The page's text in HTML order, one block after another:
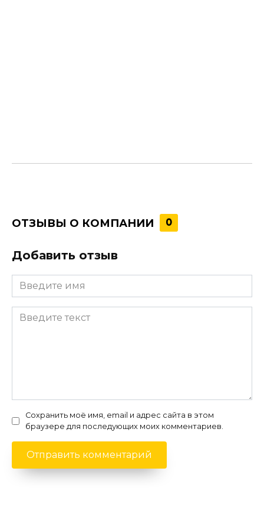
ОТЗЫВЫ О КОМПАНИИ 0
Добавить отзыв
Сохранить моё имя, email и адрес сайта в этом
браузере для последующих моих комментариев.